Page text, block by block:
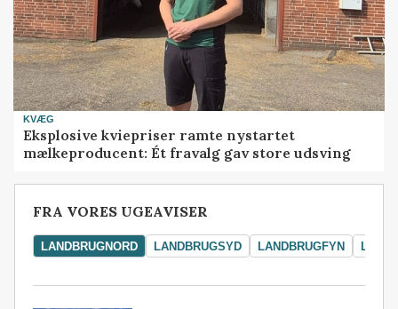
KVÆG
Eksplosive kviepriser ramte nystartet
mælkeproducent: Ét fravalg gav store udsving
FRA VORES UGEAVISER
LANDBRUGNORD LANDBRUGSYD LANDBRUGFYN